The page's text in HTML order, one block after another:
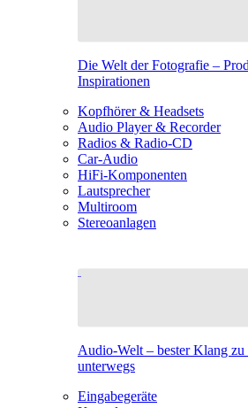
Die Welt der Fotografie –
Inspirationen
Kopfhörer & Headsets
Audio Player & Recorder
Radios & Radio-CD
Car-Audio
HiFi-Komponenten
Lautsprecher
Multiroom
Stereoanlagen
Audio-Welt – bester Klang zu
unterwegs
Eingabegeräte